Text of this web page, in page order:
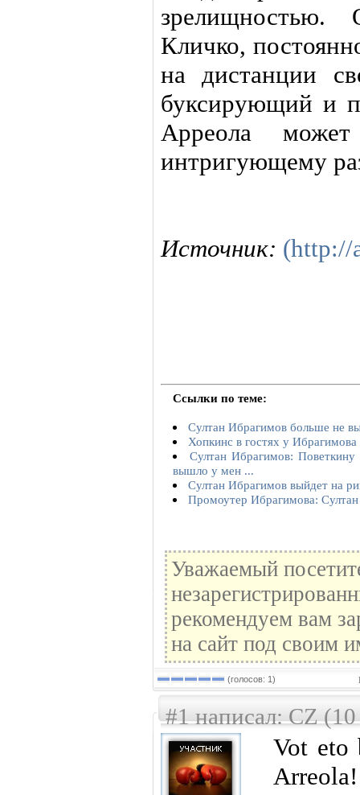
Кличко,
на дистанции
буксирующий и
Арреола может
интригующему
Источник: (http://
Ссылки по теме:
Султан Ибрагимов больше не
Хопкинс в гостях у Ибрагимова
Султан Ибрагимов: Поветкину
вышло у мен ...
Султан Ибрагимов выйдет на
Промоутер Ибрагимова:
Уважаемый
рекомендуем вам
на сайт под своим
(голосов: 1)
#1 написал: CZ
Vot eto